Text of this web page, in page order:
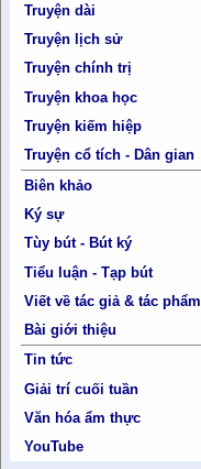
Truyện dài
Truyện lịch sử
Truyện chính trị
Truyện khoa học
Truyện kiếm hiệp
Truyện cổ tích - Dân gian
Biên khảo
Ký sự
Tùy bút - Bút ký
Tiểu luận - Tạp bút
Viết về tác giả & tác phẩm
Bài giới thiệu
Tin tức
Giải trí cuối tuần
Văn hóa ẩm thực
YouTube